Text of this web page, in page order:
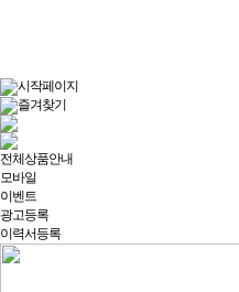
시작페이지
즐겨찾기
전체상품안내
모바일
이벤트
광고등록
이력서등록